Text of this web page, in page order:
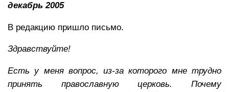
декабрь 2005
В редакцию пришло письмо.
Здравствуйте!
Есть у меня вопрос, из-за которого мне трудно
принять православную церковь. Почему